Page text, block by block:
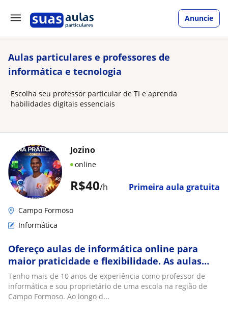
Anuncie
Aulas particulares e professores de
informática e tecnologia
Escolha seu professor particular de TI e aprenda
habilidades digitais essenciais
R$40/h Primeira aula gratuita
Jozino
online
Campo Formoso
Informática
Ofereço aulas de informática online para
maior praticidade e flexibilidade. As aulas
presenciais são realizadas somente com
agenda
Tenho mais de 10 anos de experiência como professor de
informática e sou proprietário de uma escola na região de
Campo Formoso. Ao longo d...